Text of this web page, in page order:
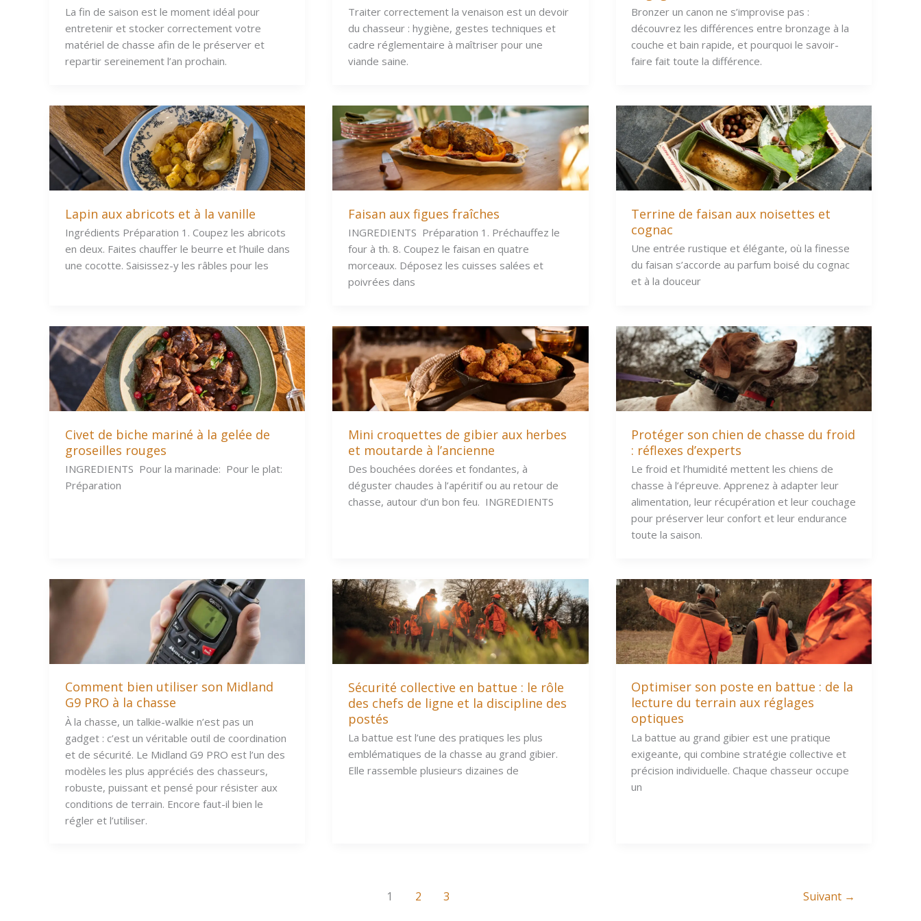
La fin de saison est le moment idéal pour
entretenir et stocker correctement votre
matériel de chasse afin de le préserver et
repartir sereinement l’an prochain.
Traiter correctement la venaison est un devoir
du chasseur : hygiène, gestes techniques et
cadre réglementaire à maîtriser pour une
viande saine.
Bronzer un canon ne s’improvise pas :
découvrez les différences entre bronzage à la
couche et bain rapide, et pourquoi le savoir-
faire fait toute la différence.
Lapin aux abricots et à la vanille
Ingrédients Préparation 1. Coupez les abricots
en deux. Faites chauffer le beurre et l’huile dans
une cocotte. Saisissez-y les râbles pour les
Faisan aux figues fraîches
INGREDIENTS Préparation 1. Préchauffez le
four à th. 8. Coupez le faisan en quatre
morceaux. Déposez les cuisses salées et
poivrées dans
Terrine de faisan aux noisettes et
cognac
Une entrée rustique et élégante, où la finesse
du faisan s’accorde au parfum boisé du cognac
et à la douceur
Civet de biche mariné à la gelée de
groseilles rouges
INGREDIENTS Pour la marinade: Pour le plat:
Préparation
Mini croquettes de gibier aux herbes
et moutarde à l’ancienne
Des bouchées dorées et fondantes, à
déguster chaudes à l’apéritif ou au retour de
chasse, autour d’un bon feu. INGREDIENTS
Protéger son chien de chasse du froid
: réflexes d’experts
Le froid et l’humidité mettent les chiens de
chasse à l’épreuve. Apprenez à adapter leur
alimentation, leur récupération et leur couchage
pour préserver leur confort et leur endurance
toute la saison.
Comment bien utiliser son Midland
G9 PRO à la chasse
À la chasse, un talkie-walkie n’est pas un
gadget : c’est un véritable outil de coordination
et de sécurité. Le Midland G9 PRO est l’un des
modèles les plus appréciés des chasseurs,
robuste, puissant et pensé pour résister aux
conditions de terrain. Encore faut-il bien le
régler et l’utiliser.
Sécurité collective en battue : le rôle
des chefs de ligne et la discipline des
postés
La battue est l’une des pratiques les plus
emblématiques de la chasse au grand gibier.
Elle rassemble plusieurs dizaines de
Optimiser son poste en battue : de la
lecture du terrain aux réglages
optiques
La battue au grand gibier est une pratique
exigeante, qui combine stratégie collective et
précision individuelle. Chaque chasseur occupe
un
1 2 3 Suivant →